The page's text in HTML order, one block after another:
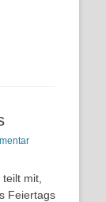
mit,
Feiertags